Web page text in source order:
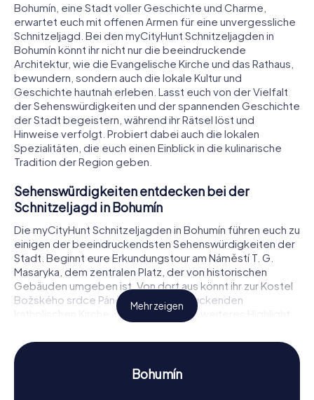
Bohumín, eine Stadt voller Geschichte und Charme,
erwartet euch mit offenen Armen für eine unvergessliche
Schnitzeljagd. Bei den myCityHunt Schnitzeljagden in
Bohumín könnt ihr nicht nur die beeindruckende
Architektur, wie die Evangelische Kirche und das Rathaus,
bewundern, sondern auch die lokale Kultur und
Geschichte hautnah erleben. Lasst euch von der Vielfalt
der Sehenswürdigkeiten und der spannenden Geschichte
der Stadt begeistern, während ihr Rätsel löst und
Hinweise verfolgt. Probiert dabei auch die lokalen
Spezialitäten, die euch einen Einblick in die kulinarische
Tradition der Region geben.
Sehenswürdigkeiten entdecken bei der
Schnitzeljagd in Bohumín
Die myCityHunt Schnitzeljagden in Bohumín führen euch zu
einigen der beeindruckendsten Sehenswürdigkeiten der
Stadt. Beginnt eure Erkundungstour am Náměstí T. G.
Masaryka, dem zentralen Platz, der von historischen
Gebäuden umgeben ist. Von dort aus könnt ihr zur Kostel
Božského srdce Páně, einer beeindruckenden
katholischen Kirche, weiterziehen. Ein weiteres Highlight
einer Aussichtsplattform, die euch einen fantastischen
Blick über die Stadt bietet. Während der Schnitzeljagd in
Bohumín werdet ihr an jedem dieser Orte Rätsel lösen und
spannende Geschichten entdecken.
Mehr zeigen
Bohumín